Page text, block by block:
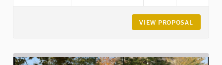
VIEW PROPOSAL